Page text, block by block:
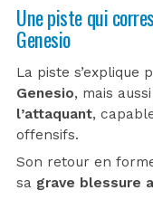
Une piste qui
Genesio
La piste s’explique
Genesio, mais
l’attaquant,
offensifs.
Son retour en
sa grave blessure